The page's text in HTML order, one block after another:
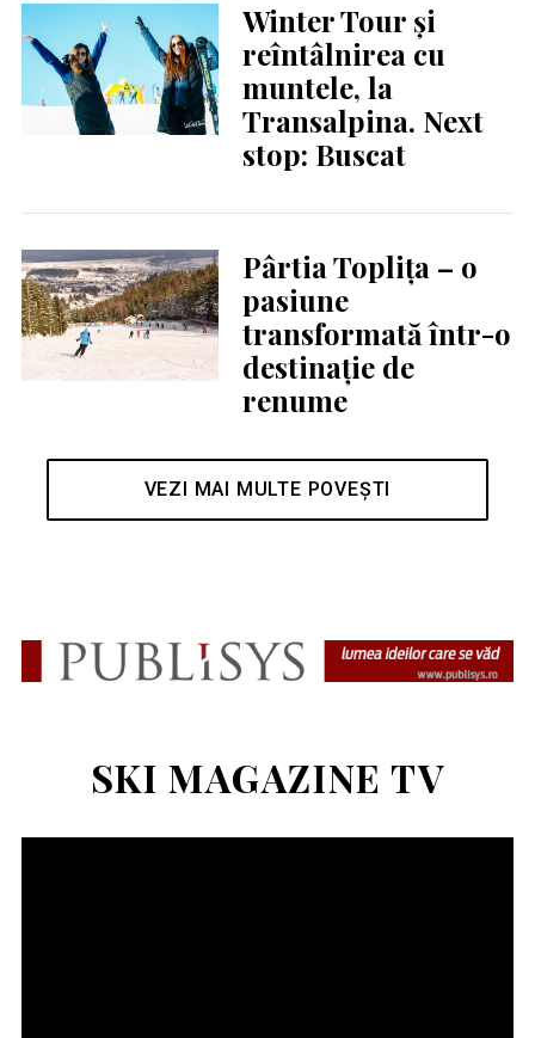
Winter Tour și
reîntâlnirea cu
muntele, la
Transalpina. Next
stop: Buscat
Pârtia Toplița – o
pasiune
transformată într-o
destinație de
renume
VEZI MAI MULTE POVEȘTI
SKI MAGAZINE TV